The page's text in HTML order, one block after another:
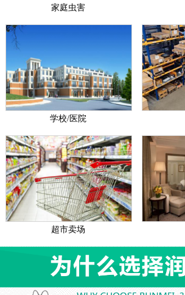
家庭虫害
学校/医院
超市卖场